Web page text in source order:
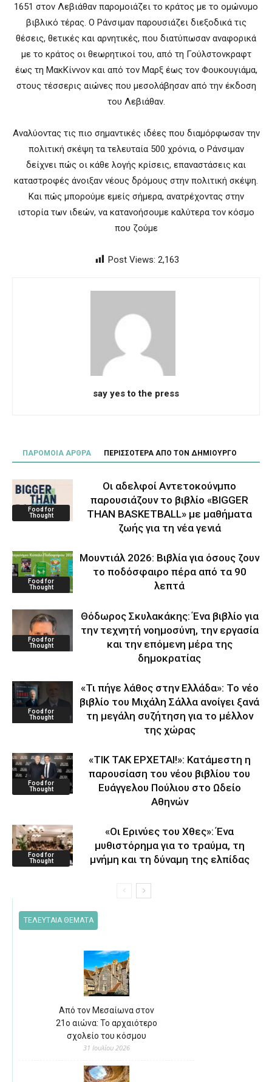
1651 στον Λεβιάθαν παρομοιάζει το κράτος με το ομώνυμο
βιβλικό τέρας. Ο Ράνσιμαν παρουσιάζει διεξοδικά τις
θέσεις, θετικές και αρνητικές, που διατύπωσαν αναφορικά
με το κράτος οι θεωρητικοί του, από τη Γούλστονκραφτ
έως τη ΜακKίννον και από τον Μαρξ έως τον Φουκουγιάμα,
στους τέσσερις αιώνες που μεσολάβησαν από την έκδοση
του Λεβιάθαν.
Αναλύοντας τις πιο σημαντικές ιδέες που διαμόρφωσαν την
πολιτική σκέψη τα τελευταία 500 χρόνια, ο Ράνσιμαν
δείχνει πώς οι κάθε λογής κρίσεις, επαναστάσεις και
καταστροφές άνοιξαν νέους δρόμους στην πολιτική σκέψη.
Και πώς μπορούμε εμείς σήμερα, ανατρέχοντας στην
ιστορία των ιδεών, να κατανοήσουμε καλύτερα τον κόσμο
που ζούμε
Post Views: 2,163
say yes to the press
ΠΑΡΟΜΟΙΑ ΑΡΘΡΑ ΠΕΡΙΣΣΟΤΕΡΑ ΑΠΟ ΤΟΝ ΔΗΜΙΟΥΡΓΟ
Food for
Thought
Οι αδελφοί Αντετοκούνμπο
παρουσιάζουν το βιβλίο «BIGGER
THAN BASKETBALL» με μαθήματα
ζωής για τη νέα γενιά
Food for
Thought
Μουντιάλ 2026: Βιβλία για όσους ζουν
το ποδόσφαιρο πέρα από τα 90
λεπτά
Food for
Thought
Θόδωρος Σκυλακάκης: Ένα βιβλίο για
την τεχνητή νοημοσύνη, την εργασία
και την επόμενη μέρα της
δημοκρατίας
Food for
Thought
«Τι πήγε λάθος στην Ελλάδα»: Το νέο
βιβλίο του Μιχάλη Σάλλα ανοίγει ξανά
τη μεγάλη συζήτηση για το μέλλον
της χώρας
Food for
Thought
«ΤΙΚ ΤΑΚ ΕΡΧΕΤΑΙ!»: Κατάμεστη η
παρουσίαση του νέου βιβλίου του
Ευάγγελου Πούλιου στο Ωδείο
Αθηνών
Food for
Thought
«Οι Ερινύες του Χθες»: Ένα
μυθιστόρημα για το τραύμα, τη
μνήμη και τη δύναμη της ελπίδας
ΤΕΛΕΥΤΑΙΑ ΘΕΜΑΤΑ
Από τον Μεσαίωνα στον
21ο αιώνα: Το αρχαιότερο
σχολείο του κόσμου
31 Ιουλίου 2026